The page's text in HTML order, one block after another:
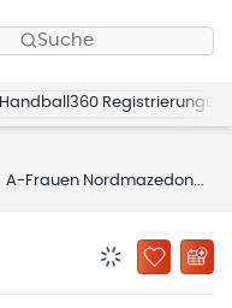
Suche
Handball360 Registrierung
A-Frauen Nordmazedonien
ZU